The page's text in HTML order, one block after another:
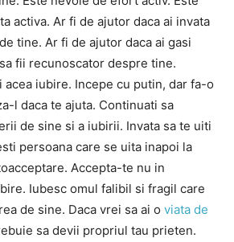
activa. Ar fi de ajutor daca ai invata
tine. Ar fi de ajutor daca ai gasi
fii recunoscator despre tine.
acea iubire. Incepe cu putin, dar fa-o
l daca te ajuta. Continuati sa
de sine si a iubirii. Invata sa te uiti
persoana care se uita inapoi la
Accepta-te nu in
Iubesc omul falibil si fragil care
de sine. Daca vrei sa ai o viata de
sa devii propriul tau prieten.